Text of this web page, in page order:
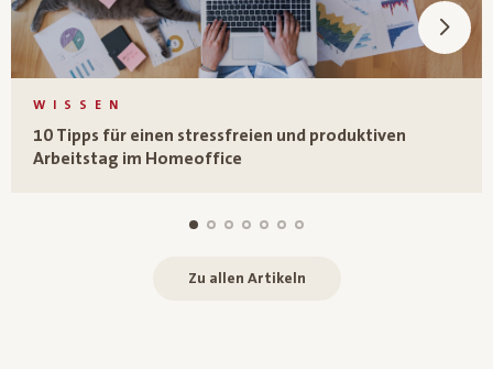
WISSEN
10 Tipps für einen stressfreien und produktiven
Arbeitstag im Homeoffice
Zu allen Artikeln